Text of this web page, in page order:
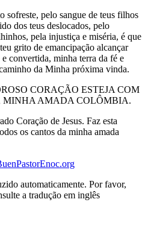
sofreste, pelo sangue de teus filhos
dos teus deslocados, pelo
pela injustiça e miséria, é que
grito de emancipação alcançar
convertida, minha terra da fé e
da Minha próxima vinda.
CORAÇÃO ESTEJA COM
MINHA AMADA COLÔMBIA.
Coração de Jesus. Faz esta
os cantos da minha amada
automaticamente. Por favor,
a tradução em inglês